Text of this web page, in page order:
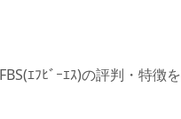
FBS(ｴﾌﾋﾞｰｴｽ)の評判・特徴